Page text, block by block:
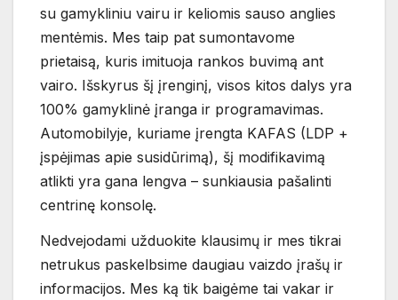
su gamykliniu vairu ir keliomis sauso anglies
mentėmis. Mes taip pat sumontavome
prietaisą, kuris imituoja rankos buvimą ant
vairo. Išskyrus šį įrenginį, visos kitos dalys yra
100% gamyklinė įranga ir programavimas.
Automobilyje, kuriame įrengta KAFAS (LDP +
įspėjimas apie susidūrimą), šį modifikavimą
atlikti yra gana lengva – sunkiausia pašalinti
centrinę konsolę.
Nedvejodami užduokite klausimų ir mes tikrai
netrukus paskelbsime daugiau vaizdo įrašų ir
informacijos. Mes ką tik baigėme tai vakar ir